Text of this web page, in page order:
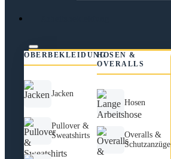
OBERBEKLEIDUNG
Jacken
Pullover &
Sweatshirts
HOSEN &
OVERALLS
Hosen
Overalls &
Schutzanzüge